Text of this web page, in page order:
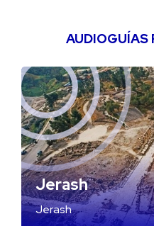
AUDIOGUÍAS
Jerash
Jerash